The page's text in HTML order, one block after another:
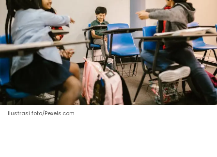
Ilustrasi foto/Pexels.com